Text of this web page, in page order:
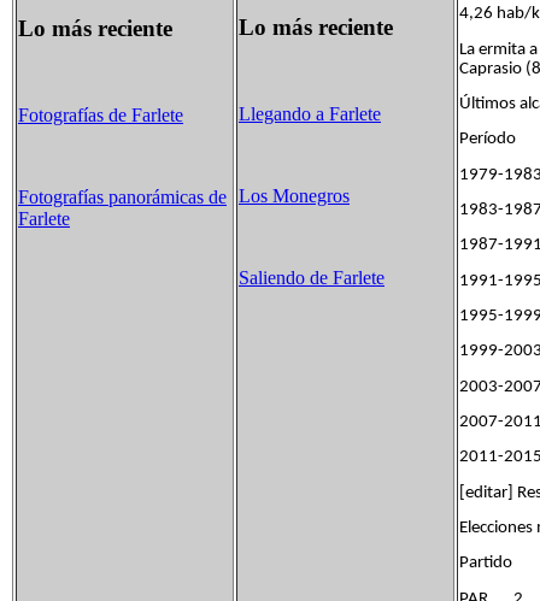
Lo más reciente
Fotografías de Farlete
Fotografías panorámicas de
Farlete
Lo más reciente
Llegando a Farlete
Los Monegros
Saliendo de Farlete
4,26 hab/
La ermita
Caprasio
Últimos
2007-
2011-
[editar]